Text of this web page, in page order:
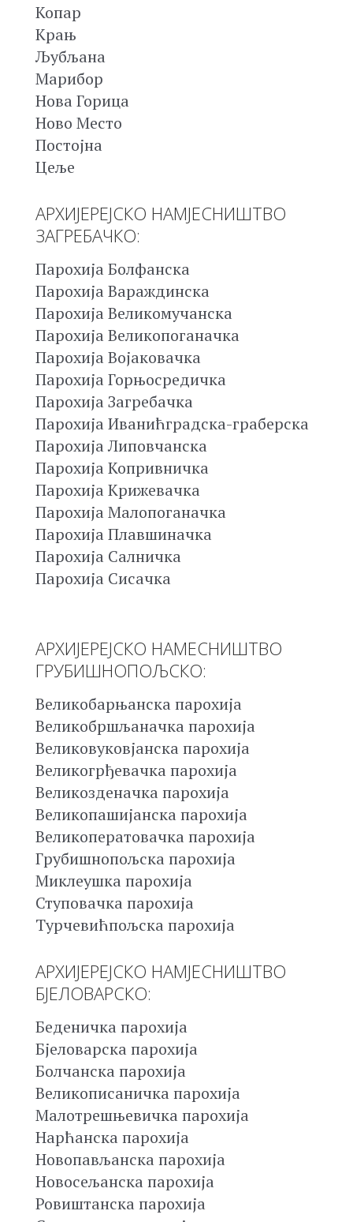
Копар
Крањ
Љубљана
Марибор
Нова Горица
Ново Место
Постојна
Цеље
АРХИЈЕРЕЈСКО НАМЈЕСНИШТВО
ЗАГРЕБАЧКО:
Парохија Болфанска
Парохија Вараждинска
Парохија Великомучанска
Парохија Великопоганачка
Парохија Војаковачка
Парохија Горњосредичка
Парохија Загребачка
Парохија Иванићградска-граберска
Парохија Липовчанска
Парохија Копривничка
Парохија Крижевачка
Парохија Малопоганачка
Парохија Плавшиначка
Парохија Салничка
Парохија Сисачка
АРХИЈЕРЕЈСКО НАМЕСНИШТВО
ГРУБИШНОПОЉСКО:
Великобарњанска парохија
Великобршљаначка парохија
Великовуковјанска парохија
Великогрђевачка парохија
Великозденачка парохија
Великопашијанска парохија
Великоператовачка парохија
Грубишнопољска парохија
Миклеушка парохија
Ступовачка парохија
Турчевићпољска парохија
АРХИЈЕРЕЈСКО НАМЈЕСНИШТВО
БЈЕЛОВАРСКО:
Беденичка парохија
Бјеловарска парохија
Болчанска парохија
Великописаничка парохија
Малотрешњевичка парохија
Нарћанска парохија
Новопављанска парохија
Новосељанска парохија
Ровиштанска парохија